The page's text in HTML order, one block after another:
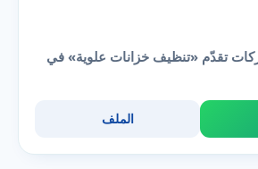
تقدّم «تنظيف خزانات علوية» في
الملف